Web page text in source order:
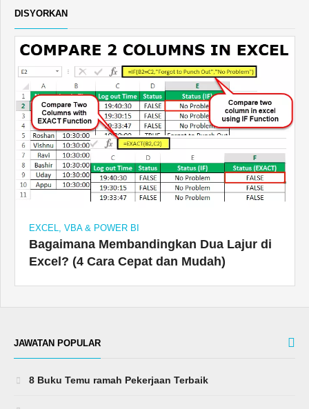
DISYORKAN
EXCEL, VBA & POWER BI
Bagaimana Membandingkan Dua Lajur di
Excel? (4 Cara Cepat dan Mudah)
JAWATAN POPULAR
8 Buku Temu ramah Pekerjaan Terbaik